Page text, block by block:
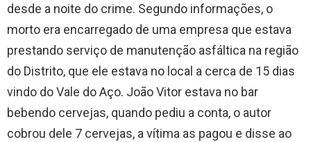
desde a noite do crime. Segundo informações, o
morto era encarregado de uma empresa que estava
prestando serviço de manutenção asfáltica na região
do Distrito, que ele estava no local a cerca de 15 dias
vindo do Vale do Aço. João Vitor estava no bar
bebendo cervejas, quando pediu a conta, o autor
cobrou dele 7 cervejas, a vítima as pagou e disse ao